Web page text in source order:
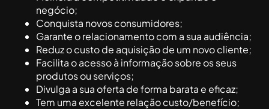
negócio;
Conquista novos consumidores;
Garante o relacionamento com a sua audiência;
Reduz o custo de aquisição de um novo cliente;
Facilita o acesso à informação sobre os seus
produtos ou serviços;
Divulga a sua oferta de forma barata e eficaz;
Tem uma excelente relação custo/benefício;